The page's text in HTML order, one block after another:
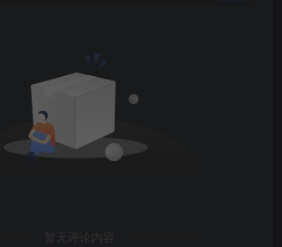
暂无评论内容